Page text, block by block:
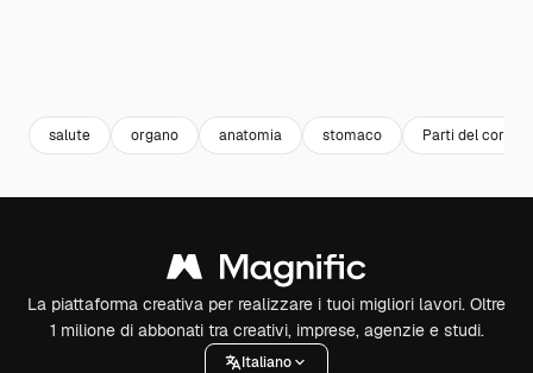
salute organo anatomia stomaco Parti del corpo
La piattaforma creativa per realizzare i tuoi migliori lavori. Oltre
1 milione di abbonati tra creativi, imprese, agenzie e studi.
Italiano